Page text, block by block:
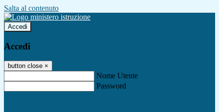
Salta al contenuto
Accedi
Accedi
button close ×
Nome Utente
Password